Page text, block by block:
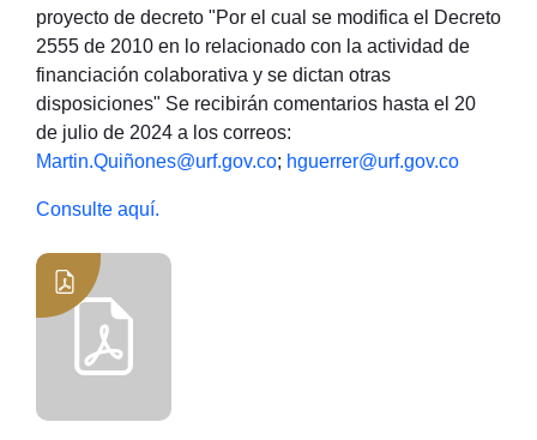
proyecto de decreto "Por el cual se modifica el Decreto
2555 de 2010 en lo relacionado con la actividad de
financiación colaborativa y se dictan otras
disposiciones" Se recibirán comentarios hasta el 20
de julio de 2024 a los correos:
Martin.Quiñones@urf.gov.co; hguerrer@urf.gov.co
Consulte aquí.